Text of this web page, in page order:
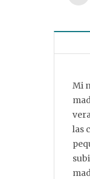
Mi
las